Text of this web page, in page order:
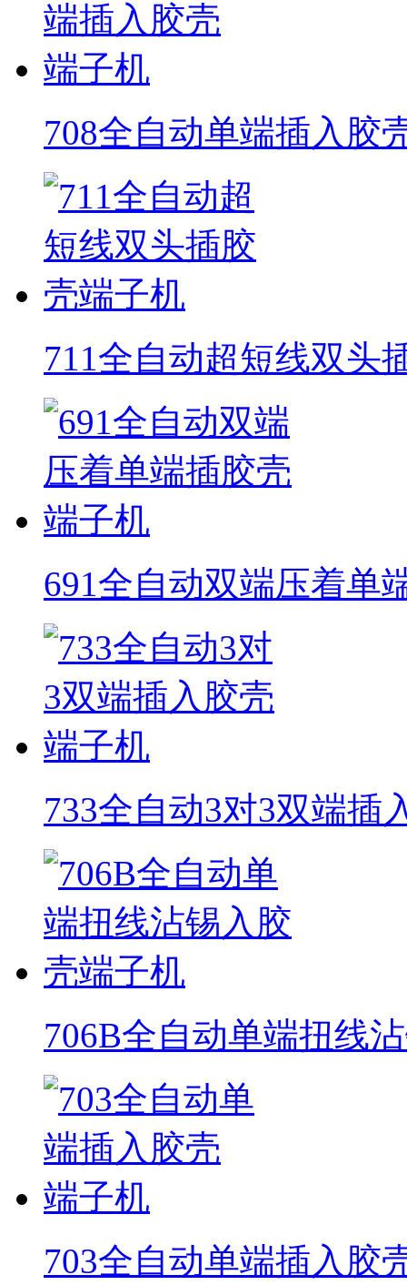
708全自动单端插入胶
711全自动超短线双头
691全自动双端压着单
733全自动3对3双端插
706B全自动单端扭线
703全自动单端插入胶